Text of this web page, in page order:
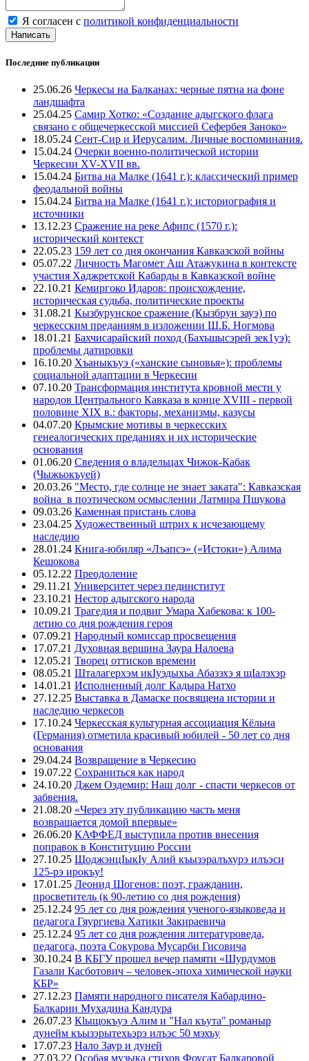
Я согласен с политикой конфиденциальности
Написать
Последние публикации
25.06.26 Черкесы на Балканах: черные пятна на фоне
ландшафта
25.04.25 Самир Хотко: «Создание адыгского флага
связано с общечеркесской миссией Сефербея Заноко»
18.05.24 Сент-Сир и Иерусалим. Личные воспоминания.
15.04.24 Очерки военно-политической истории
Черкесии XV-XVII вв.
15.04.24 Битва на Малке (1641 г.): классический пример
феодальной войны
15.04.24 Битва на Малке (1641 г.): историография и
источники
13.12.23 Сражение на реке Афипс (1570 г.):
исторический контекст
22.05.23 159 лет со дня окончания Кавказской войны
05.07.22 Личность Магомет Аш Атажукина в контексте
участия Хаджретской Кабарды в Кавказской войне
22.10.21 Кемиргоко Идаров: происхождение,
историческая судьба, политические проекты
31.08.21 Кызбурунское сражение (Кызбрун зауэ) по
черкесским преданиям в изложении Ш.Б. Ногмова
18.01.21 Бахчисарайский поход (Бахъшысэрей зек1уэ):
проблемы датировки
16.10.20 Хъаныкъуэ («ханские сыновья»): проблемы
социальной адаптации в Черкесии
07.10.20 Трансформация института кровной мести у
народов Центрального Кавказа в конце XVIII - первой
половине XIX в.: факторы, механизмы, казусы
04.07.20 Крымские мотивы в черкесских
генеалогических преданиях и их исторические
основания
01.06.20 Сведения о владельцах Чижок-Кабак
(Чыжьокъуей)
20.03.26 "Место, где солнце не знает заката": Кавказская
война в поэтическом осмыслении Латмира Пшукова
09.03.26 Каменная пристань слова
23.04.25 Художественный штрих к исчезающему
наследию
28.01.24 Книга-юбиляр «Лъапсэ» («Истоки») Алима
Кешокова
05.12.22 Преодоление
29.11.21 Университет через пединститут
23.10.21 Нестор адыгского народа
10.09.21 Трагедия и подвиг Умара Хабекова: к 100-
летию со дня рождения героя
07.09.21 Народный комиссар просвещения
17.07.21 Духовная вершина Заура Налоева
12.05.21 Творец оттисков времени
08.05.21 Шталагерхэм икIуэдыхьа Абазэхэ я щIалэхэр
14.01.21 Исполненный долг Кадыра Натхо
27.12.25 Выставка в Дамаске посвящена истории и
наследию черкесов
17.10.24 Черкесская культурная ассоциация Кёльна
(Германия) отметила красивый юбилей - 50 лет со дня
основания
29.04.24 Возвращение в Черкесию
19.07.22 Сохраниться как народ
24.10.20 Джем Оздемир: Наш долг - спасти черкесов от
забвения.
21.08.20 «Через эту публикацию часть меня
возвращается домой впервые»
26.06.20 КАФФЕД выступила против внесения
поправок в Конституцию России
27.10.25 ЩоджэнцIыкIу Алий къызэралъхурэ илъэси
125-рэ ирокъу!
17.01.25 Леонид Шогенов: поэт, гражданин,
просветитель (к 90-летию со дня рождения)
25.12.24 95 лет со дня рождения ученого-языковеда и
педагога Гяургиева Хатики Закираевича
25.12.24 95 лет со дня рождения литературоведа,
педагога, поэта Сокурова Мусарби Гисовича
30.10.24 В КБГУ прошел вечер памяти «Шурдумов
Газали Касботович – человек-эпоха химической науки
КБР»
27.12.23 Памяти народного писателя Кабардино-
Балкарии Мухадина Кандура
26.07.23 Кlыщокъуэ Алим и "Нал къута" романыр
дунейм къызэрытехьэрэ илъэс 50 мэхъу
17.07.23 Нало Заур и дуней
27.03.22 Особая музыка стихов Фоусат Балкаровой